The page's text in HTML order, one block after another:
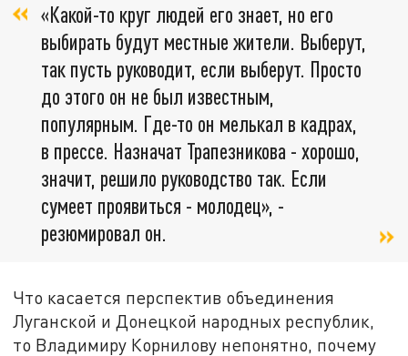
«Какой-то круг людей его знает, но его
выбирать будут местные жители. Выберут,
так пусть руководит, если выберут. Просто
до этого он не был известным,
популярным. Где-то он мелькал в кадрах,
в прессе. Назначат Трапезникова - хорошо,
значит, решило руководство так. Если
сумеет проявиться - молодец», -
резюмировал он.
Что касается перспектив объединения
Луганской и Донецкой народных республик,
то Владимиру Корнилову непонятно, почему